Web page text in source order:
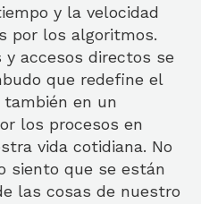
y la velocidad
por los algoritmos.
y accesos directos se
que redefine el
en un
los procesos en
vida cotidiana. No
siento que se están
las cosas de nuestro